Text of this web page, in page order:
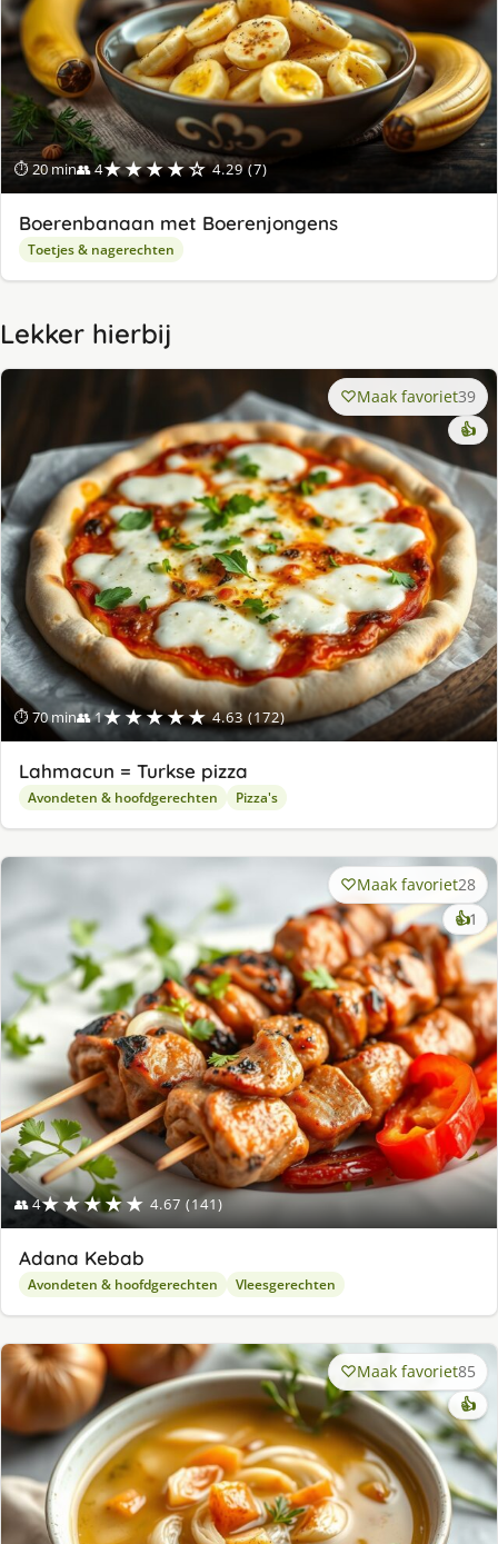
⏱ 20 min👥 4★★★★☆ 4.29 (7)
Boerenbanaan met Boerenjongens
Toetjes & nagerechten
Lekker hierbij
⏱ 70 min👥 1★★★★★ 4.63 (172)
Maak favoriet39
👍
Lahmacun = Turkse pizza
Avondeten & hoofdgerechten Pizza's
👥 4★★★★★ 4.67 (141)
Maak favoriet28
👍1
Adana Kebab
Avondeten & hoofdgerechten Vleesgerechten
Maak favoriet85
👍